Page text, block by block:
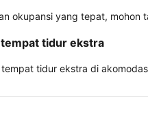
okupansi yang tepat,
tempat tidur ekstra
tidur ekstra di